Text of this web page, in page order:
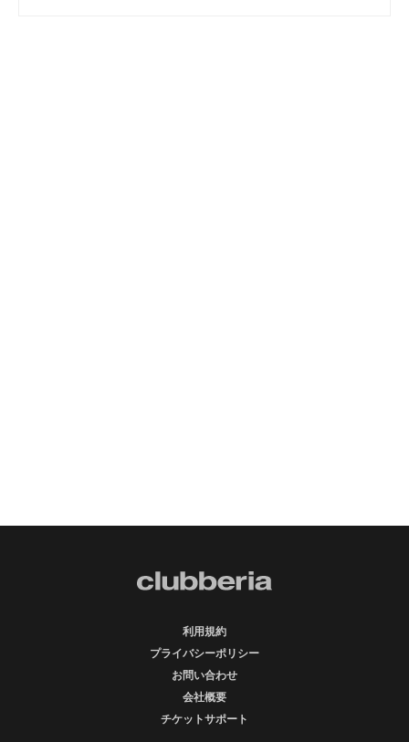
利用規約
プライバシーポリシー
お問い合わせ
会社概要
チケットサポート